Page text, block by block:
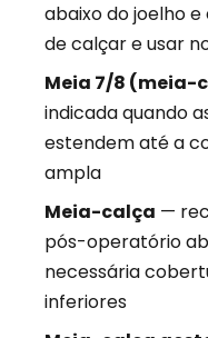
abaixo do joelho
de calçar e usar
Meia 7/8 (meia-
indicada quando
estendem até a
ampla
Meia-calça —
pós-operatório
necessária
inferiores